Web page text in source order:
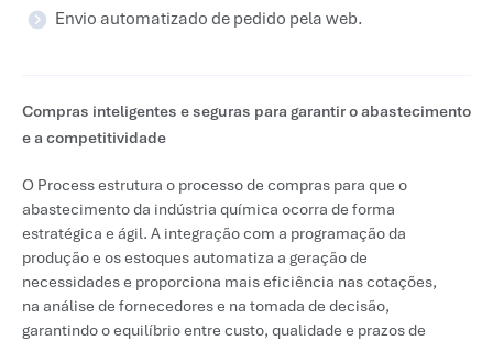
Envio automatizado de pedido pela web.
Compras inteligentes e seguras para garantir o abastecimento
e a competitividade
O Process estrutura o processo de compras para que o
abastecimento da indústria química ocorra de forma
estratégica e ágil. A integração com a programação da
produção e os estoques automatiza a geração de
necessidades e proporciona mais eficiência nas cotações,
na análise de fornecedores e na tomada de decisão,
garantindo o equilíbrio entre custo, qualidade e prazos de